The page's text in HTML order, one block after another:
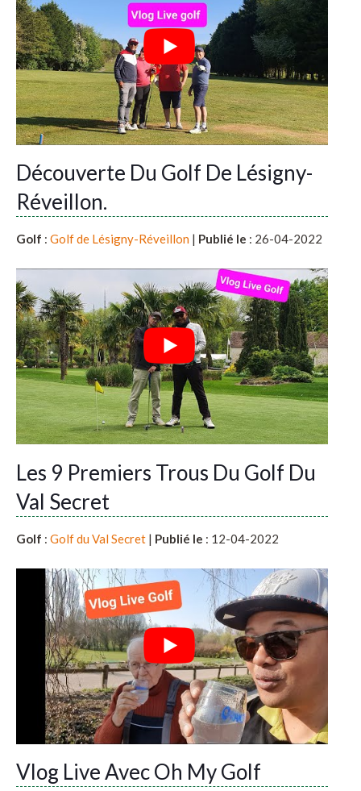
Découverte Du Golf De Lésigny-
Réveillon.
Golf : Golf de Lésigny-Réveillon | Publié le : 26-04-2022
Les 9 Premiers Trous Du Golf Du
Val Secret
Golf : Golf du Val Secret | Publié le : 12-04-2022
Vlog Live Avec Oh My Golf